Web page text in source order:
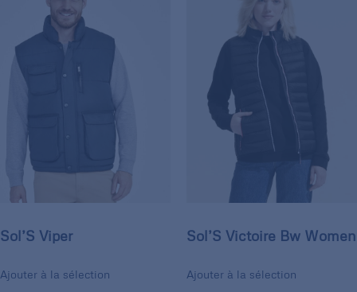
Sol’S Viper
Ajouter à la sélection
Sol’S Victoire Bw Women
Ajouter à la sélection